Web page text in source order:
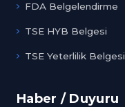
FDA Belgelendirme
TSE HYB Belgesi
TSE Yeterlilik Belgesi
Haber / Duyuru